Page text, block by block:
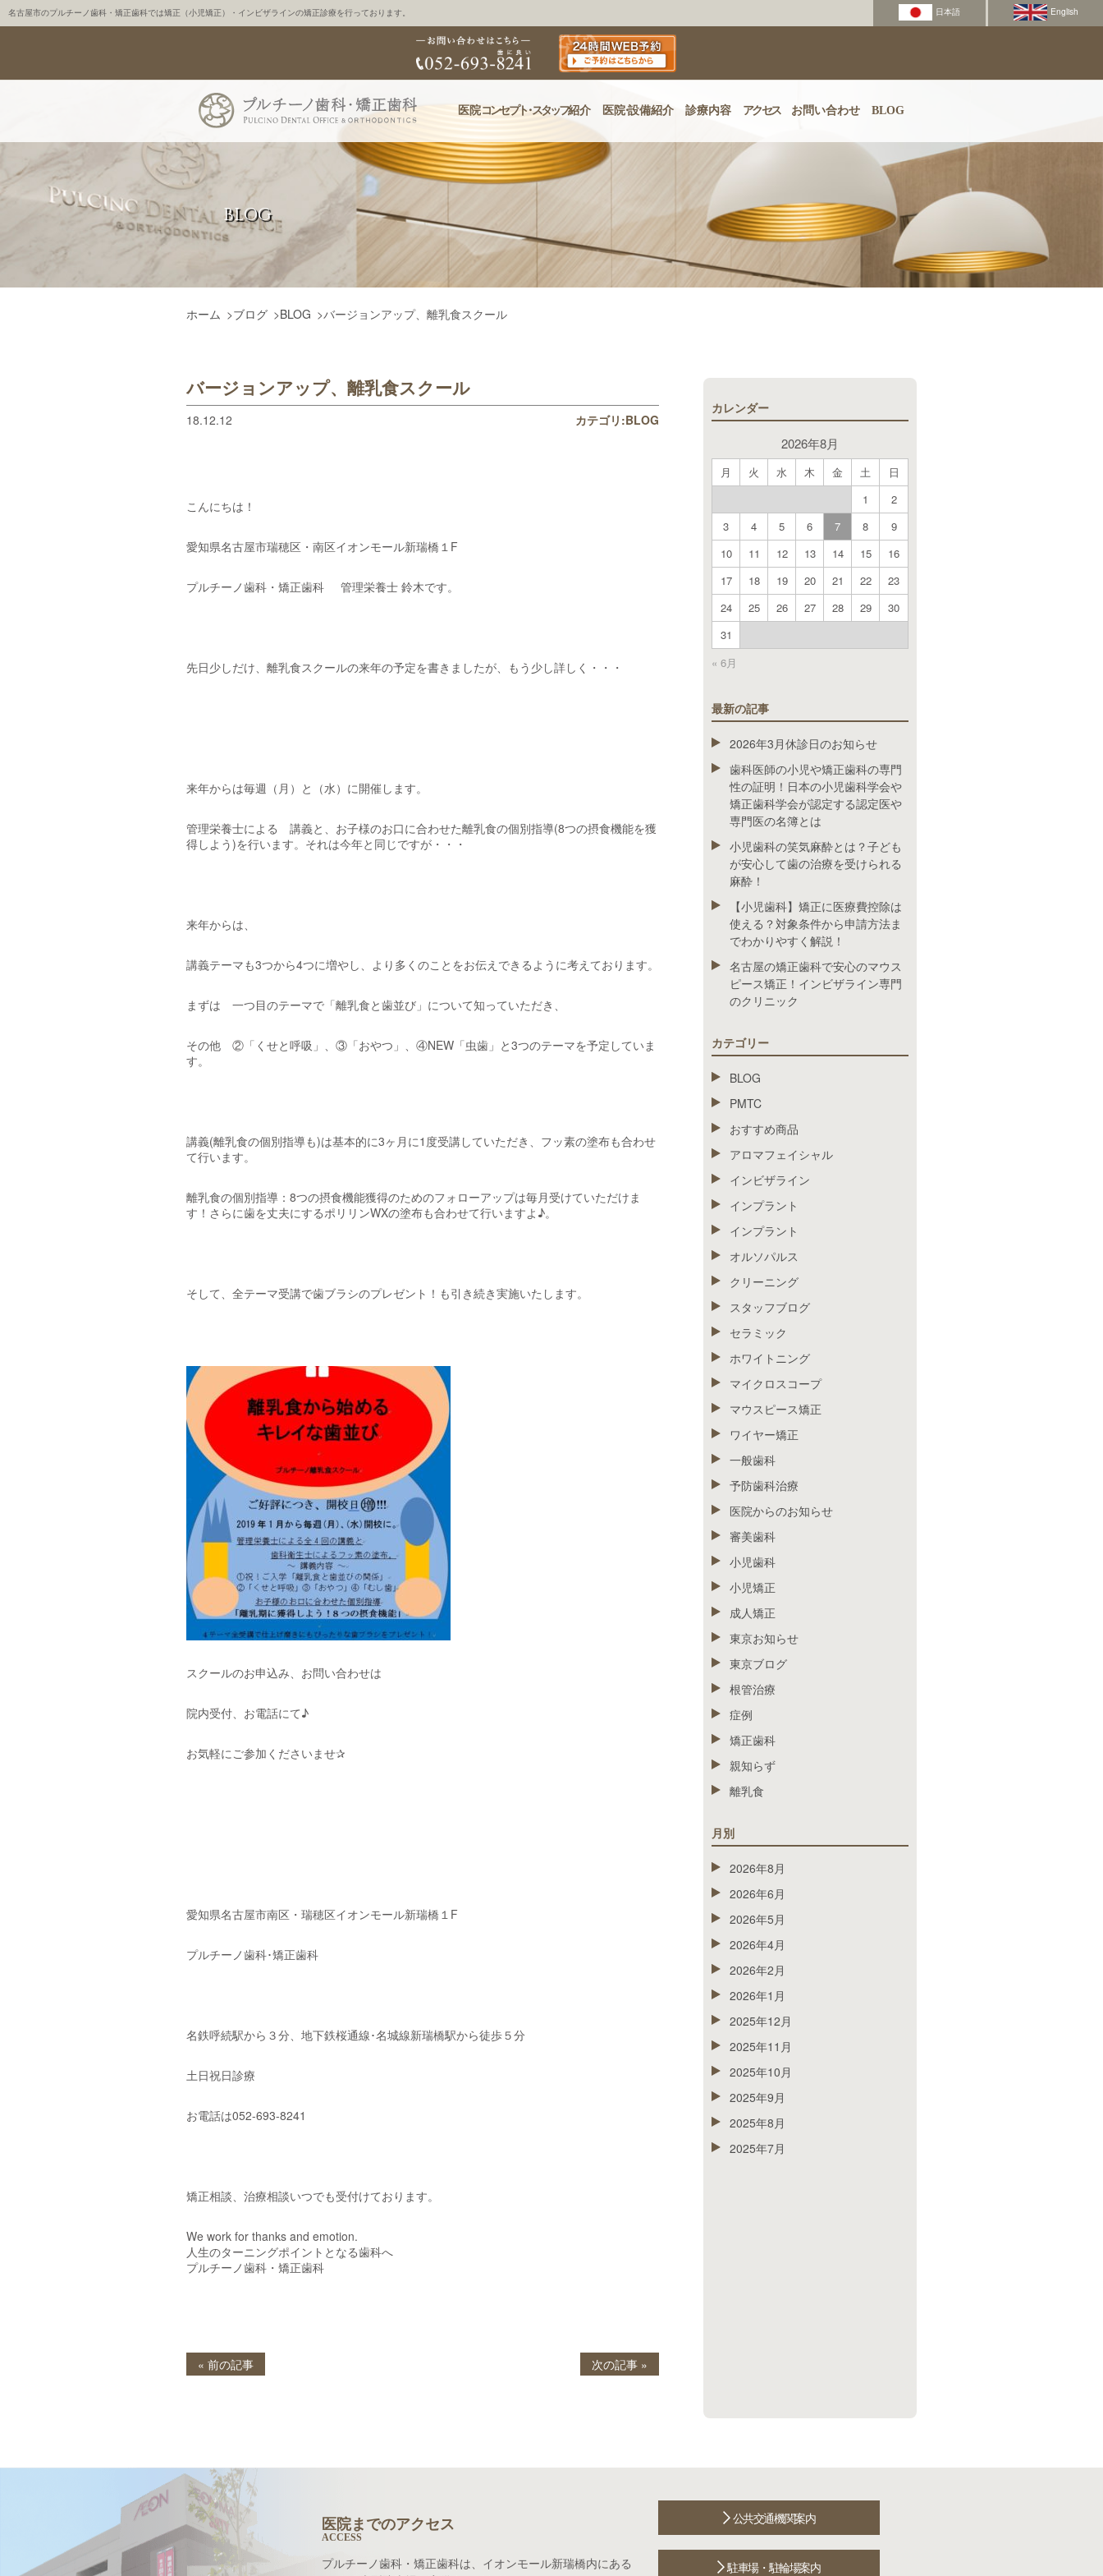
名古屋市のプルチーノ歯科・矯正歯科では矯正（小児矯正）・インビザラインの矯正診療を行っております。
医院コンセプト・スタッフ紹介 医院・設備紹介 診療内容 アクセス お問い合わせ BLOG
BLOG
ホーム >ブログ >BLOG >バージョンアップ、離乳食スクール
バージョンアップ、離乳食スクール
18.12.12 カテゴリ:BLOG
こんにちは！
愛知県名古屋市瑞穂区・南区イオンモール新瑞橋１F
プルチーノ歯科・矯正歯科 管理栄養士 鈴木です。
先日少しだけ、離乳食スクールの来年の予定を書きましたが、もう少し詳しく・・・
来年からは毎週（月）と（水）に開催します。
管理栄養士による 講義と、お子様のお口に合わせた離乳食の個別指導(8つの摂食機能を獲
得しよう)を行います。それは今年と同じですが・・・
来年からは、
講義テーマも3つから4つに増やし、より多くのことをお伝えできるように考えております。
まずは 一つ目のテーマで「離乳食と歯並び」について知っていただき、
その他 ②「くせと呼吸」、③「おやつ」、④NEW「虫歯」と3つのテーマを予定していま
す。
講義(離乳食の個別指導も)は基本的に3ヶ月に1度受講していただき、フッ素の塗布も合わせ
て行います。
離乳食の個別指導：8つの摂食機能獲得のためのフォローアップは毎月受けていただけま
す！さらに歯を丈夫にするポリリンWXの塗布も合わせて行いますよ♪。
そして、全テーマ受講で歯ブラシのプレゼント！も引き続き実施いたします。
スクールのお申込み、お問い合わせは
院内受付、お電話にて♪
お気軽にご参加くださいませ✰
愛知県名古屋市南区・瑞穂区イオンモール新瑞橋１F
プルチーノ歯科･矯正歯科
名鉄呼続駅から３分、地下鉄桜通線･名城線新瑞橋駅から徒歩５分
土日祝日診療
お電話は052-693-8241
矯正相談、治療相談いつでも受付けております。
We work for thanks and emotion.
人生のターニングポイントとなる歯科へ
プルチーノ歯科・矯正歯科
« 前の記事 次の記事 »
カレンダー
2026年8月
月 火 水 木 金 土 日
« 6月
1
2
3
4 5 6 7 8
9
10
11 12 13 14 15
16
17
18 19 20 21 22
23
24
25 26 27 28 29
30
31
最新の記事
2026年3月休診日のお知らせ
歯科医師の小児や矯正歯科の専門
性の証明！日本の小児歯科学会や
矯正歯科学会が認定する認定医や
専門医の名簿とは
小児歯科の笑気麻酔とは？子ども
が安心して歯の治療を受けられる
麻酔！
【小児歯科】矯正に医療費控除は
使える？対象条件から申請方法ま
でわかりやすく解説！
名古屋の矯正歯科で安心のマウス
ピース矯正！インビザライン専門
のクリニック
カテゴリー
BLOG
PMTC
おすすめ商品
アロマフェイシャル
インビザライン
インプラント
インプラント
オルソパルス
クリーニング
スタッフブログ
セラミック
ホワイトニング
マイクロスコープ
マウスピース矯正
ワイヤー矯正
一般歯科
予防歯科治療
医院からのお知らせ
審美歯科
小児歯科
小児矯正
成人矯正
東京お知らせ
東京ブログ
根管治療
症例
矯正歯科
親知らず
離乳食
月別
2026年8月
2026年6月
2026年5月
2026年4月
2026年2月
2026年1月
2025年12月
2025年11月
2025年10月
2025年9月
2025年8月
2025年7月
医院までのアクセス
ACCESS
プルチーノ歯科・矯正歯科は、イオンモール新瑞橋内にある
公共交通機関案内
駐車場・駐輪場案内